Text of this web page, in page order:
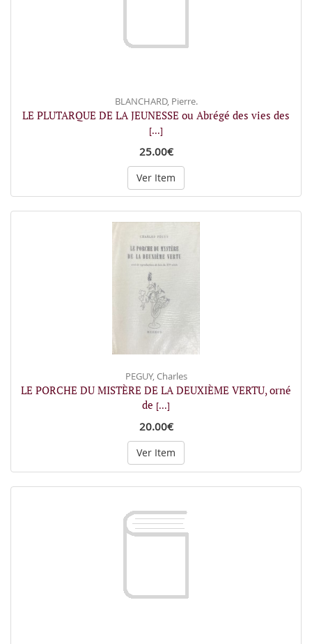
BLANCHARD, Pierre.
LE PLUTARQUE DE LA JEUNESSE ou Abrégé des vies des
[...]
25.00€
Ver Item
PEGUY, Charles
LE PORCHE DU MISTÈRE DE LA DEUXIÈME VERTU, orné
de [...]
20.00€
Ver Item